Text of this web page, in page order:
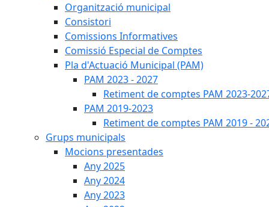
Organització municipal
Consistori
Comissions Informatives
Comissió Especial de Comptes
Pla d'Actuació Municipal (PAM)
PAM 2023 - 2027
Retiment de comptes PAM 2023-
PAM 2019-2023
Retiment de comptes PAM 2019 -
Grups municipals
Mocions presentades
Any 2025
Any 2024
Any 2023